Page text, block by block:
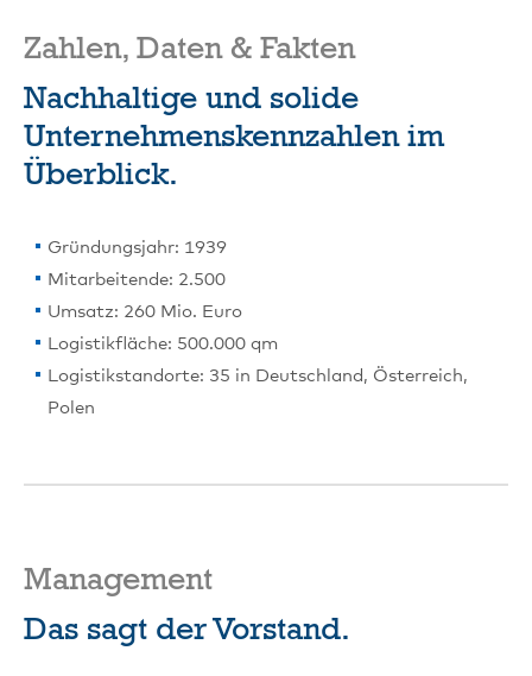
Zahlen, Daten & Fakten
Nachhaltige und solide
Unternehmenskennzahlen im
Überblick.
Gründungsjahr: 1939
Mitarbeitende: 2.500
Umsatz: 260 Mio. Euro
Logistikfläche: 500.000 qm
Logistikstandorte: 35 in Deutschland, Österreich,
Polen
Management
Das sagt der Vorstand.